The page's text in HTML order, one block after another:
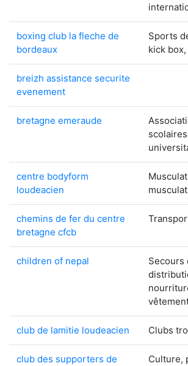
boxing club la fleche de
bordeaux
Sports
kick
breizh assistance securite
evenement
bretagne emeraude
centre bodyform
loudeacien
chemins de fer du centre
bretagne cfcb
children of nepal
Secours
club de lamitie loudeacien Clubs
club des supporters de
Culture,